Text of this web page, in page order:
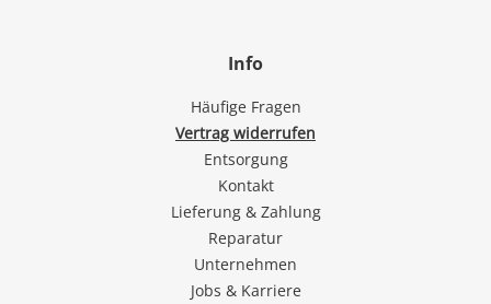
Info
Häufige Fragen
Vertrag widerrufen
Entsorgung
Kontakt
Lieferung & Zahlung
Reparatur
Unternehmen
Jobs & Karriere